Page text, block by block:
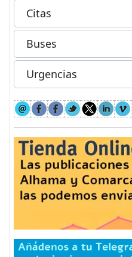
Citas
Buses
Urgencias